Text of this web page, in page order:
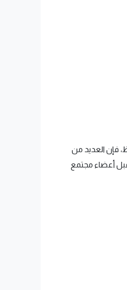
فإن العديد من
قبل أعضاء مجتمع